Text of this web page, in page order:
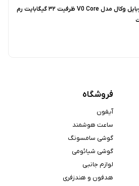
گوشی موبایل وکال مدل V0 Core ظرفیت ۳۲ گیگابایت رم
فروشگاه
آیفون
ساعت هوشمند
گوشی سامسونگ
گوشی شیائومی
لوازم جانبی
هدفون و هندزفری